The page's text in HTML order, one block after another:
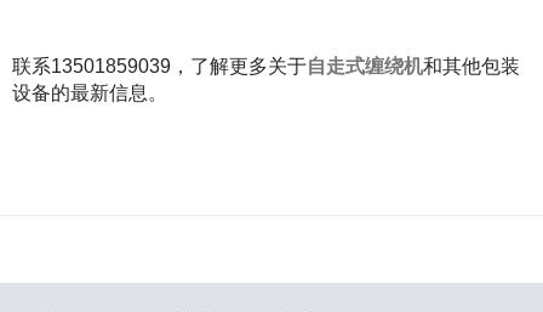
联系13501859039，了解更多关于自走式缠绕机和其他包装
设备的最新信息。